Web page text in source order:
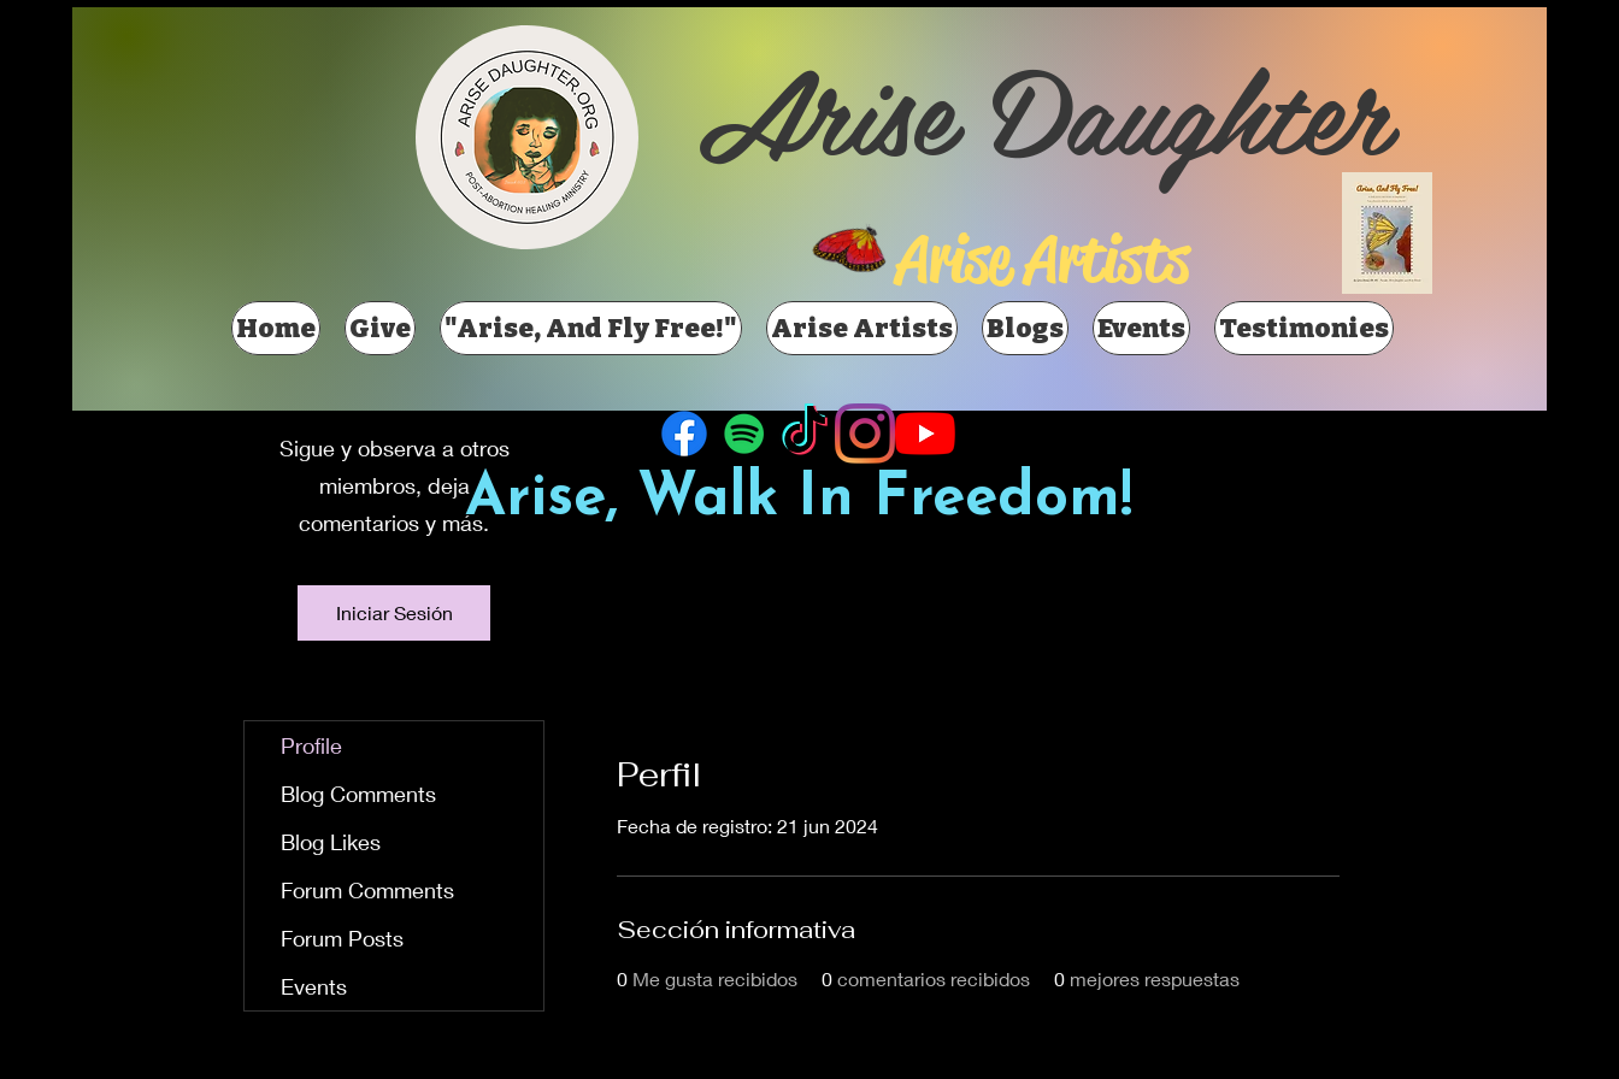
Arise Daughter
Arise Artists
Home Give "Arise, And Fly Free!" Arise Artists Blogs Events Testimonies
Arise, Walk In Freedom!
Perfil
Fecha de registro: 21 jun 2024
Sección informativa
0 Me gusta recibidos 0 comentarios recibidos 0 mejores respuestas
Inicia una sesión
para conectarte
Sigue y observa a otros
miembros, deja
comentarios y más.
Iniciar Sesión
Profile
Blog Comments
Blog Likes
Forum Comments
Forum Posts
Events